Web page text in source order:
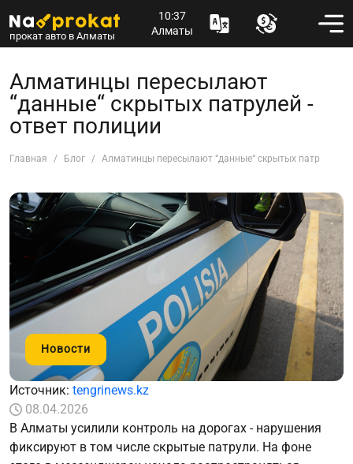
прокат авто в Алматы
10:37
Алматы
Алматинцы пересылают
“данные“ скрытых патрулей -
ответ полиции
Главная Блог Алматинцы пересылают “данные“ скрытых патрулей -
Новости
Источник: tengrinews.kz
08.04.2026
В Алматы усилили контроль на дорогах - нарушения
фиксируют в том числе скрытые патрули. На фоне